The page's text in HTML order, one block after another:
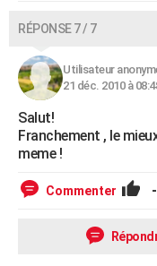
RÉPONSE 7 / 7
Utilisateur
21 déc. 2010 à
Salut!
Franchement , le
meme !
Commenter